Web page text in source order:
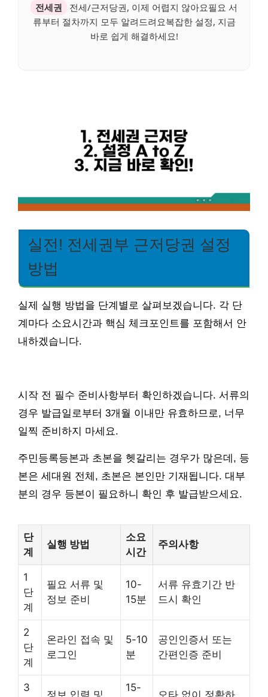
전세권
전세/근저당권, 이제 어렵지 않아요필요 서
류부터 절차까지 모두 알려드려요복잡한 설정, 지금
바로 쉽게 해결하세요!
실전! 전세권부 근저당권 설정
방법
실제 실행 방법을 단계별로 살펴보겠습니다. 각 단
계마다 소요시간과 핵심 체크포인트를 포함해서 안
내하겠습니다.
시작 전 필수 준비사항부터 확인하겠습니다. 서류의
경우 발급일로부터 3개월 이내만 유효하므로, 너무
일찍 준비하지 마세요.
주민등록등본과 초본을 헷갈리는 경우가 많은데, 등
본은 세대원 전체, 초본은 본인만 기재됩니다. 대부
분의 경우 등본이 필요하니 확인 후 발급받으세요.
단
계
실행 방법
소요
시간
주의사항
1
단
계
필요 서류 및
정보 준비
10-
15분
서류 유효기간 반
드시 확인
2
단
계
온라인 접속 및
로그인
5-10
분
공인인증서 또는
간편인증 준비
3
15-